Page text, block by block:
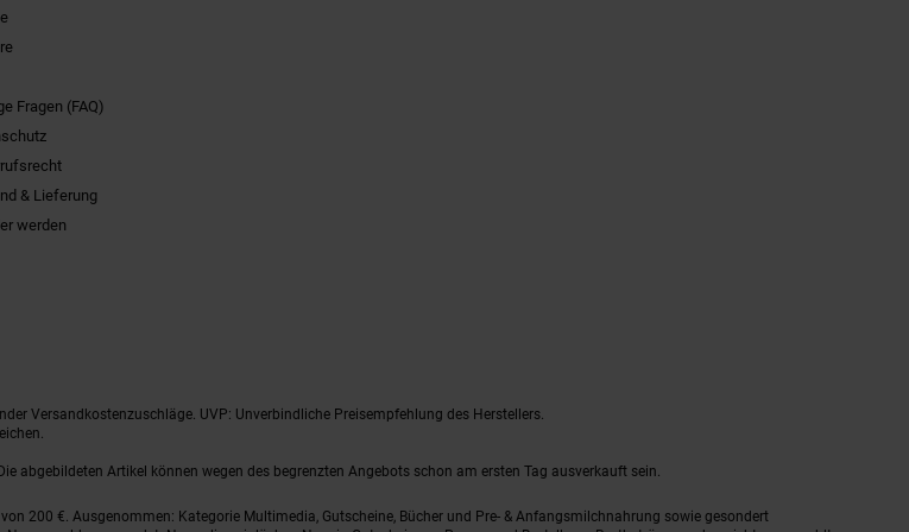
Fragen (FAQ)
& Lieferung
werden
Versandkostenzuschläge. UVP: Unverbindliche Preisempfehlung des Herstellers.
Artikel können wegen des begrenzten Angebots schon am ersten Tag ausverkauft sein.
200 €. Ausgenommen: Kategorie Multimedia, Gutscheine, Bücher und Pre- & Anfangsmilchnahrung sowie gesondert